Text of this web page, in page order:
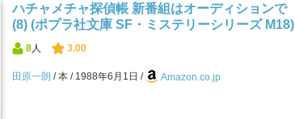
ハチャメチャ探偵帳 新番組はオーディションで
(8) (ポプラ社文庫 SF・ミステリーシリーズ M18)
8 人 3.00
田原一朗 本 1988年6月1日 Amazon.co.jp